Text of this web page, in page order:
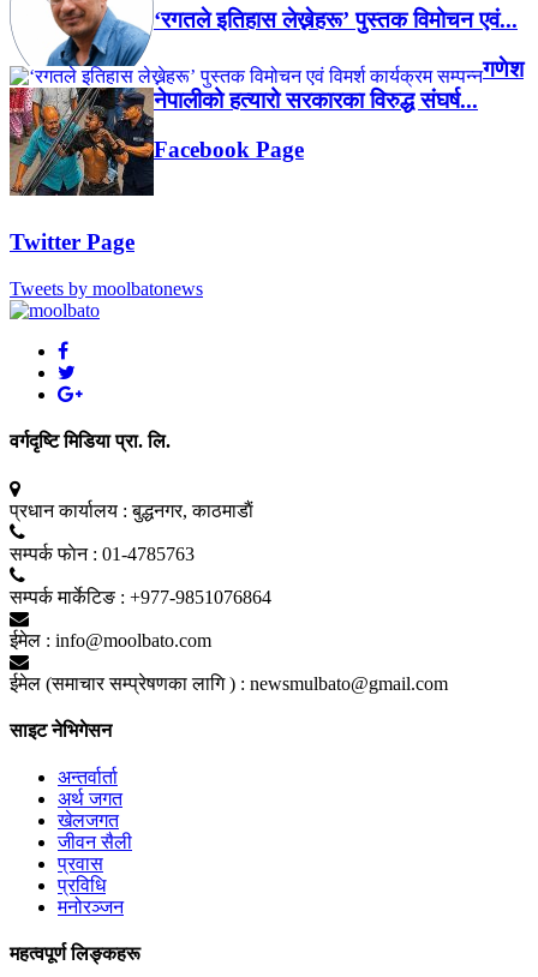
‘रगतले इतिहास लेख्नेहरू’ पुस्तक विमोचन एवं...
गणेश
नेपालीको हत्यारो सरकारका विरुद्ध संघर्ष...
Facebook Page
Twitter Page
Tweets by moolbatonews
वर्गदृष्टि मिडिया प्रा. लि.
प्रधान कार्यालय : बुद्धनगर, काठमाडाैं
सम्पर्क फाेन : 01-4785763
सम्पर्क मार्केटिङ : +977-9851076864
ईमेल : info@moolbato.com
ईमेल (समाचार सम्प्रेषणका लागि ) : newsmulbato@gmail.com
साइट नेभिगेसन
अन्तर्वार्ता
अर्थ जगत
खेलजगत
जीवन सैली
प्रवास
प्रविधि
मनोरञ्जन
महत्वपूर्ण लिङ्कहरू